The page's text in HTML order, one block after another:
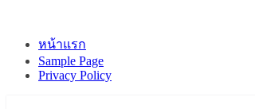
หน้าแรก
Sample Page
Privacy Policy